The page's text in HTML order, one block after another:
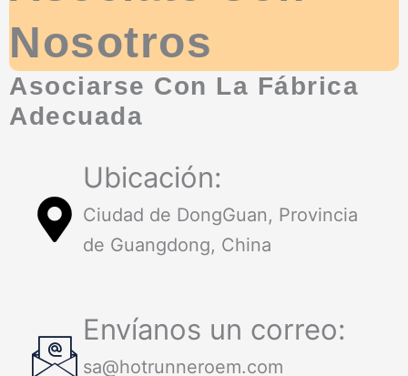
Nosotros
Asociarse Con La Fábrica
Adecuada
Ubicación:
Ciudad de DongGuan, Provincia
de Guangdong, China
Envíanos un correo:
sa@hotrunneroem.com